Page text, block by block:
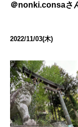
＠nonki.consaさ
2022/11/03(木)